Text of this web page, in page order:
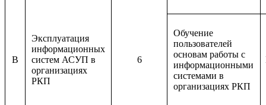
B
Эксплуатация
информационных
систем АСУП в
организациях
РКП
6
Обучение
пользователей
основам работы с
информационными
системами в
организациях РКП